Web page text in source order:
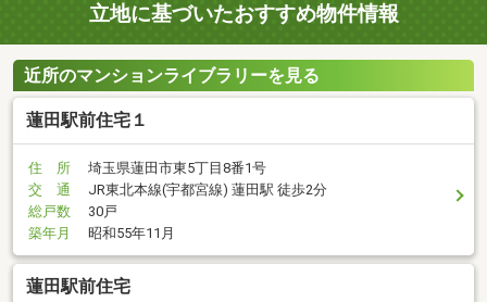
立地に基づいたおすすめ物件情報
近所のマンションライブラリーを見る
蓮田駅前住宅１
住 所
埼玉県蓮田市東5丁目8番1号
交 通
JR東北本線(宇都宮線) 蓮田駅 徒歩2分
総戸数
30戸
築年月
昭和55年11月
蓮田駅前住宅